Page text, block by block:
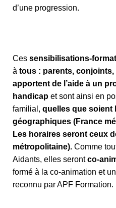
d’une progression.
Ces sensibilisations-
à tous : parents,
apportent de l’aide à un
handicap et sont ainsi en
familial, quelles que soient
géographiques (France
Les horaires seront ceux
métropolitaine). Comme
Aidants, elles serontco-
formé à la co-animation et
reconnu par APF Formation.